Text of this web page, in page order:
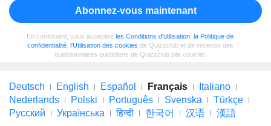
Abonnez-vous maintenant
En continuant, vous acceptez les Conditions d'utilisation la Politique de
confidentialité, l'Utilisation des cookies de Quizzclub et de recevoir des
questionnaires quotidiens de Quizzclub par courriel.
Deutsch English Español Français
Italiano
Nederlands
Polski Português Svenska
Türkçe
Русский
Українська हिन्दी 한국어 汉语 漢語